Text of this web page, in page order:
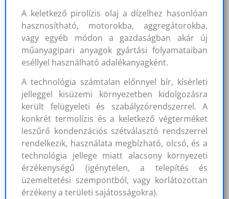
A keletkező pirolízis olaj a dízelhez hasonlóan
hasznosítható, motorokba, aggregátorokba,
vagy egyéb módon a gazdaságban akár új
műanyagipari anyagok gyártási folyamataiban
eséllyel használható adalékanyagként.
A technológia számtalan előnnyel bír, kísérleti
jelleggel kisüzemi környezetben kidolgozásra
került felügyeleti és szabályzórendszerrel. A
konkrét termolízis és a keletkező végterméket
leszűrő kondenzációs szétválasztó rendszerrel
rendelkezik, használata megbízható, olcsó, és a
technológia jellege miatt alacsony környezeti
érzékenységű (igénytelen, a telepítés és
üzemeltetési szempontból, vagy korlátozottan
érzékeny a területi sajátosságokra).